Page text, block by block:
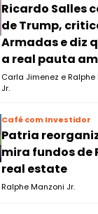
Ricardo Salles
de Trump,
Armadas e diz
a real pauta
Carla Jimenez e Ralphe
Jr.
Café com Investidor
Patria
mira fundos de
real estate
Ralphe Manzoni Jr.